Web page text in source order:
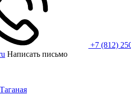
+7 (812)
Написать письмо